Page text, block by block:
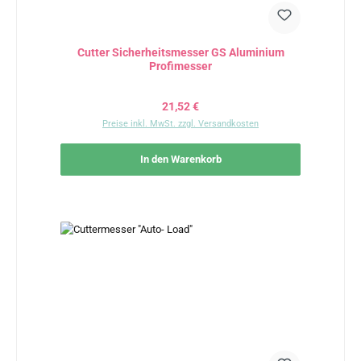
Cutter Sicherheitsmesser GS Aluminium
Profimesser
Regulärer Preis:
21,52 €
Preise inkl. MwSt. zzgl. Versandkosten
In den Warenkorb